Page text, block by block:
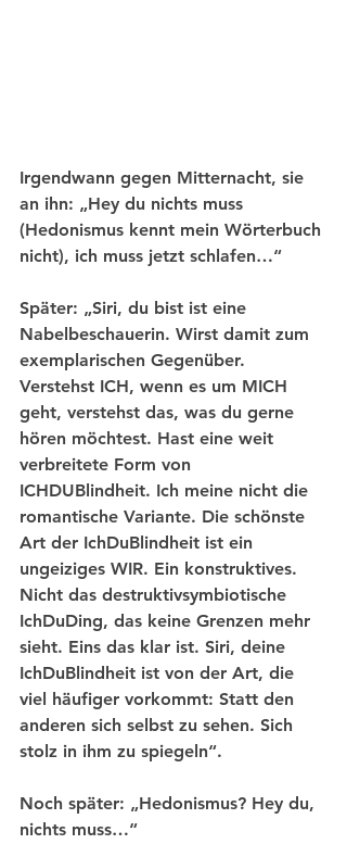
Irgendwann gegen Mitternacht, sie
an ihn: „Hey du nichts muss
(Hedonismus kennt mein Wörterbuch
nicht), ich muss jetzt schlafen…“
Später: „Siri, du bist ist eine
Nabelbeschauerin. Wirst damit zum
exemplarischen Gegenüber.
Verstehst ICH, wenn es um MICH
geht, verstehst das, was du gerne
hören möchtest. Hast eine weit
verbreitete Form von
ICHDUBlindheit. Ich meine nicht die
romantische Variante. Die schönste
Art der IchDuBlindheit ist ein
ungeiziges WIR. Ein konstruktives.
Nicht das destruktivsymbiotische
IchDuDing, das keine Grenzen mehr
sieht. Eins das klar ist. Siri, deine
IchDuBlindheit ist von der Art, die
viel häufiger vorkommt: Statt den
anderen sich selbst zu sehen. Sich
stolz in ihm zu spiegeln“.
Noch später: „Hedonismus? Hey du,
nichts muss…“